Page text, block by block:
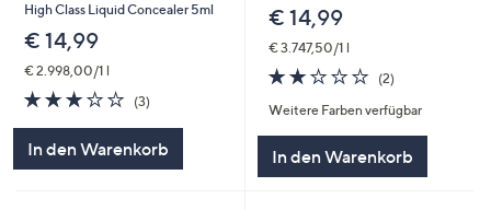
High Class Liquid Concealer 5ml
€ 14,99
€ 2.998,00/1 l
3.0
von
(3)3
In den Warenkorb
€ 14,99
€ 3.747,50/1 l
2.0
von
5
(2)2
Weitere Farben verfügbar
In den Warenkorb